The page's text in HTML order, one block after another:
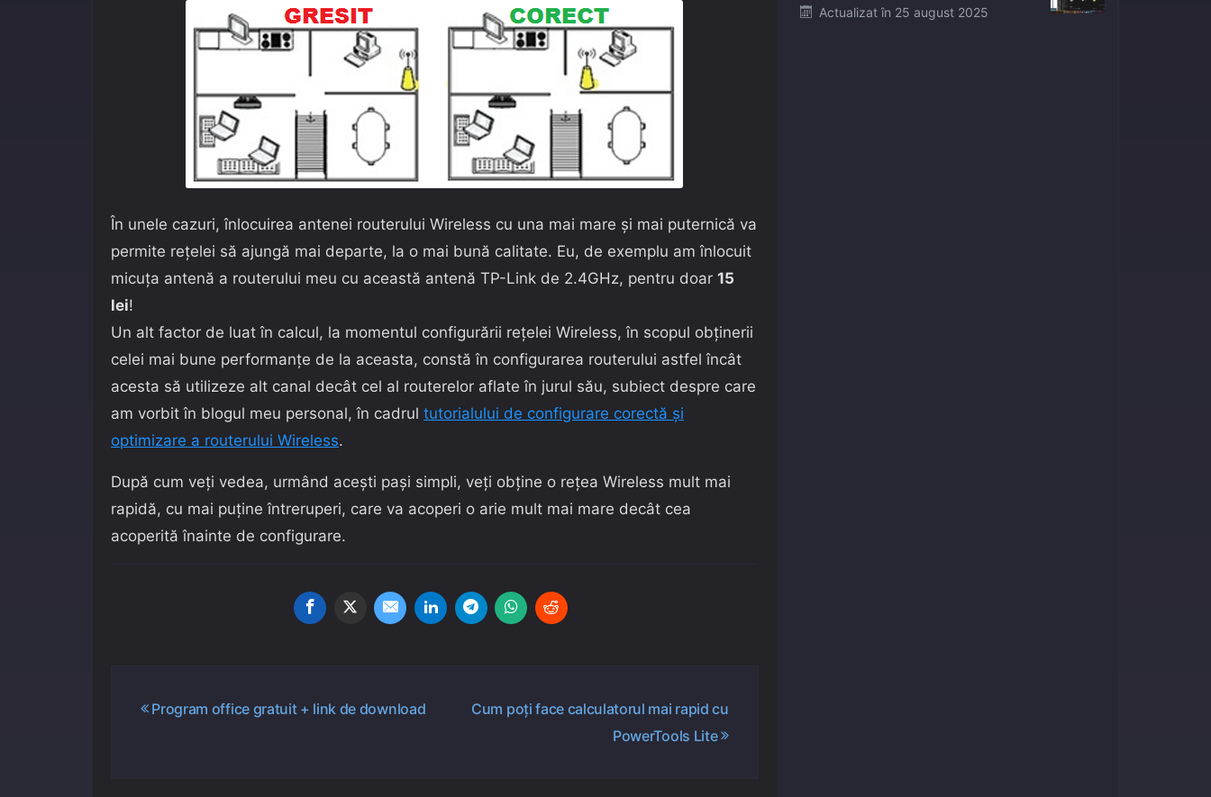
În unele cazuri, înlocuirea antenei routerului Wireless cu una mai mare și mai puternică va
permite rețelei să ajungă mai departe, la o mai bună calitate. Eu, de exemplu am înlocuit
micuța antenă a routerului meu cu această antenă TP-Link de 2.4GHz, pentru doar 15
lei!
Un alt factor de luat în calcul, la momentul configurării rețelei Wireless, în scopul obținerii
celei mai bune performanțe de la aceasta, constă în configurarea routerului astfel încât
acesta să utilizeze alt canal decât cel al routerelor aflate în jurul său, subiect despre care
am vorbit în blogul meu personal, în cadrul tutorialului de configurare corectă și
optimizare a routerului Wireless.
După cum veți vedea, urmând acești pași simpli, veți obține o rețea Wireless mult mai
rapidă, cu mai puține întreruperi, care va acoperi o arie mult mai mare decât cea
acoperită înainte de configurare.
Navigare
Program office gratuit + link de download
Cum poți face calculatorul mai rapid cu
PowerTools Lite
Posted
Actualizat în 25 august 2025